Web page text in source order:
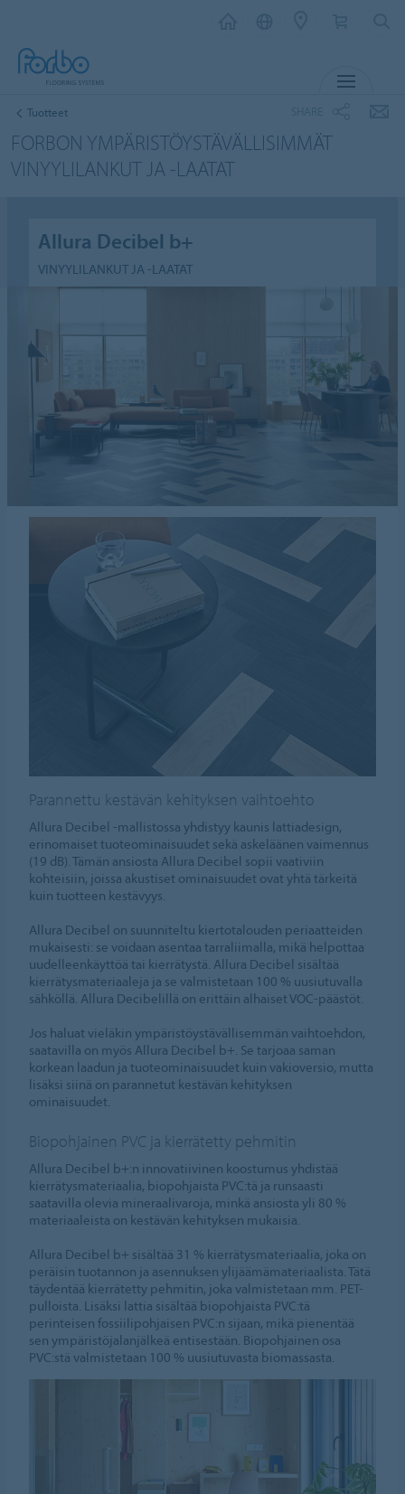
Tuotteet
FORBON YMPÄRISTÖYSTÄVÄLLISIMMÄT
VINYYLILANKUT JA -LAATAT
Allura Decibel b+
VINYYLILANKUT JA -LAATAT
Parannettu kestävän kehityksen vaihtoehto
Allura Decibel -mallistossa yhdistyy kaunis lattiadesign,
erinomaiset tuoteominaisuudet sekä askeläänen vaimennus
(19 dB). Tämän ansiosta Allura Decibel sopii vaativiin
kohteisiin, joissa akustiset ominaisuudet ovat yhtä tärkeitä
kuin tuotteen kestävyys.
Allura Decibel on suunniteltu kiertotalouden periaatteiden
mukaisesti: se voidaan asentaa tarraliimalla, mikä helpottaa
uudelleenkäyttöä tai kierrätystä. Allura Decibel sisältää
kierrätysmateriaaleja ja se valmistetaan 100 % uusiutuvalla
sähköllä. Allura Decibelillä on erittäin alhaiset VOC-päästöt.
Jos haluat vieläkin ympäristöystävällisemmän vaihtoehdon,
saatavilla on myös Allura Decibel b+. Se tarjoaa saman
korkean laadun ja tuoteominaisuudet kuin vakioversio, mutta
lisäksi siinä on parannetut kestävän kehityksen
ominaisuudet.
Biopohjainen PVC ja kierrätetty pehmitin
Allura Decibel b+:n innovatiivinen koostumus yhdistää
kierrätysmateriaalia, biopohjaista PVC:tä ja runsaasti
saatavilla olevia mineraalivaroja, minkä ansiosta yli 80 %
materiaaleista on kestävän kehityksen mukaisia.
Allura Decibel b+ sisältää 31 % kierrätysmateriaalia, joka on
peräisin tuotannon ja asennuksen ylijäämämateriaalista. Tätä
täydentää kierrätetty pehmitin, joka valmistetaan mm. PET-
pulloista. Lisäksi lattia sisältää biopohjaista PVC:tä
perinteisen fossiilipohjaisen PVC:n sijaan, mikä pienentää
sen ympäristöjalanjälkeä entisestään. Biopohjainen osa
PVC:stä valmistetaan 100 % uusiutuvasta biomassasta.